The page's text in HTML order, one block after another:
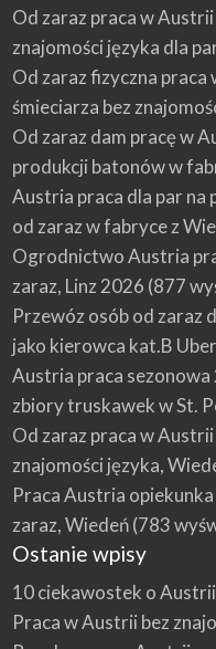
Od zaraz praca w
znajomości języka dla
Od zaraz fizyczna
śmieciarza bez
Od zaraz dam pracę w
produkcji batonów w
Austria praca dla par na
od zaraz w fabryce z
Ogrodnictwo Austria
zaraz, Linz 2026 (877
Przewóz osób od zaraz
jako kierowca kat.B
Austria praca sezonowa
zbiory truskawek w St.
Od zaraz praca w
znajomości języka,
Praca Austria
zaraz, Wiedeń(783
Ostanie wpisy
10 ciekawostek o Austrii
Praca w Austrii bez